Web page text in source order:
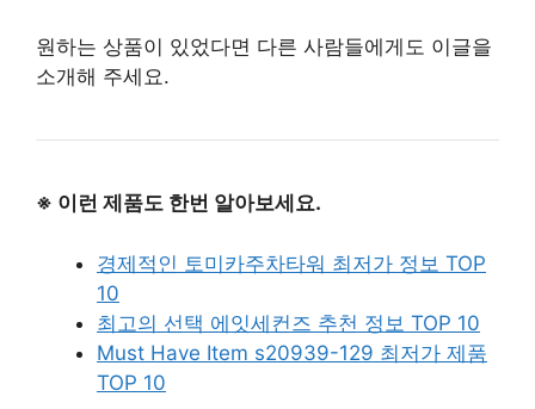
원하는 상품이 있었다면 다른 사람들에게도 이글을
소개해 주세요.
※ 이런 제품도 한번 알아보세요.
경제적인 토미카주차타워 최저가 정보 TOP
10
최고의 선택 에잇세컨즈 추천 정보 TOP 10
Must Have Item s20939-129 최저가 제품
TOP 10